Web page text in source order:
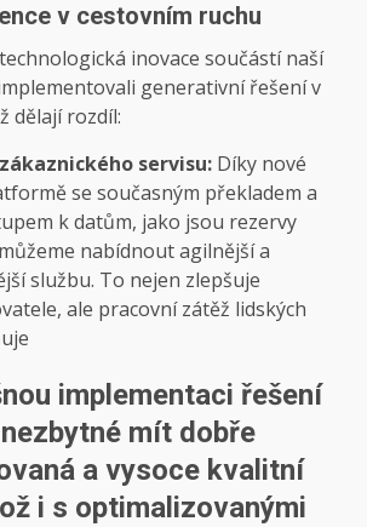
v cestovním ruchu
inovace součástí naší
generativní řešení v
dělají rozdíl:
servisu: Díky nové
se současným překladem a
k datům, jako jsou rezervy
nabídnout agilnější a
službu. To nejen zlepšuje
ale pracovní zátěž lidských
implementaci řešení
mít dobře
a vysoce kvalitní
i s optimalizovanými